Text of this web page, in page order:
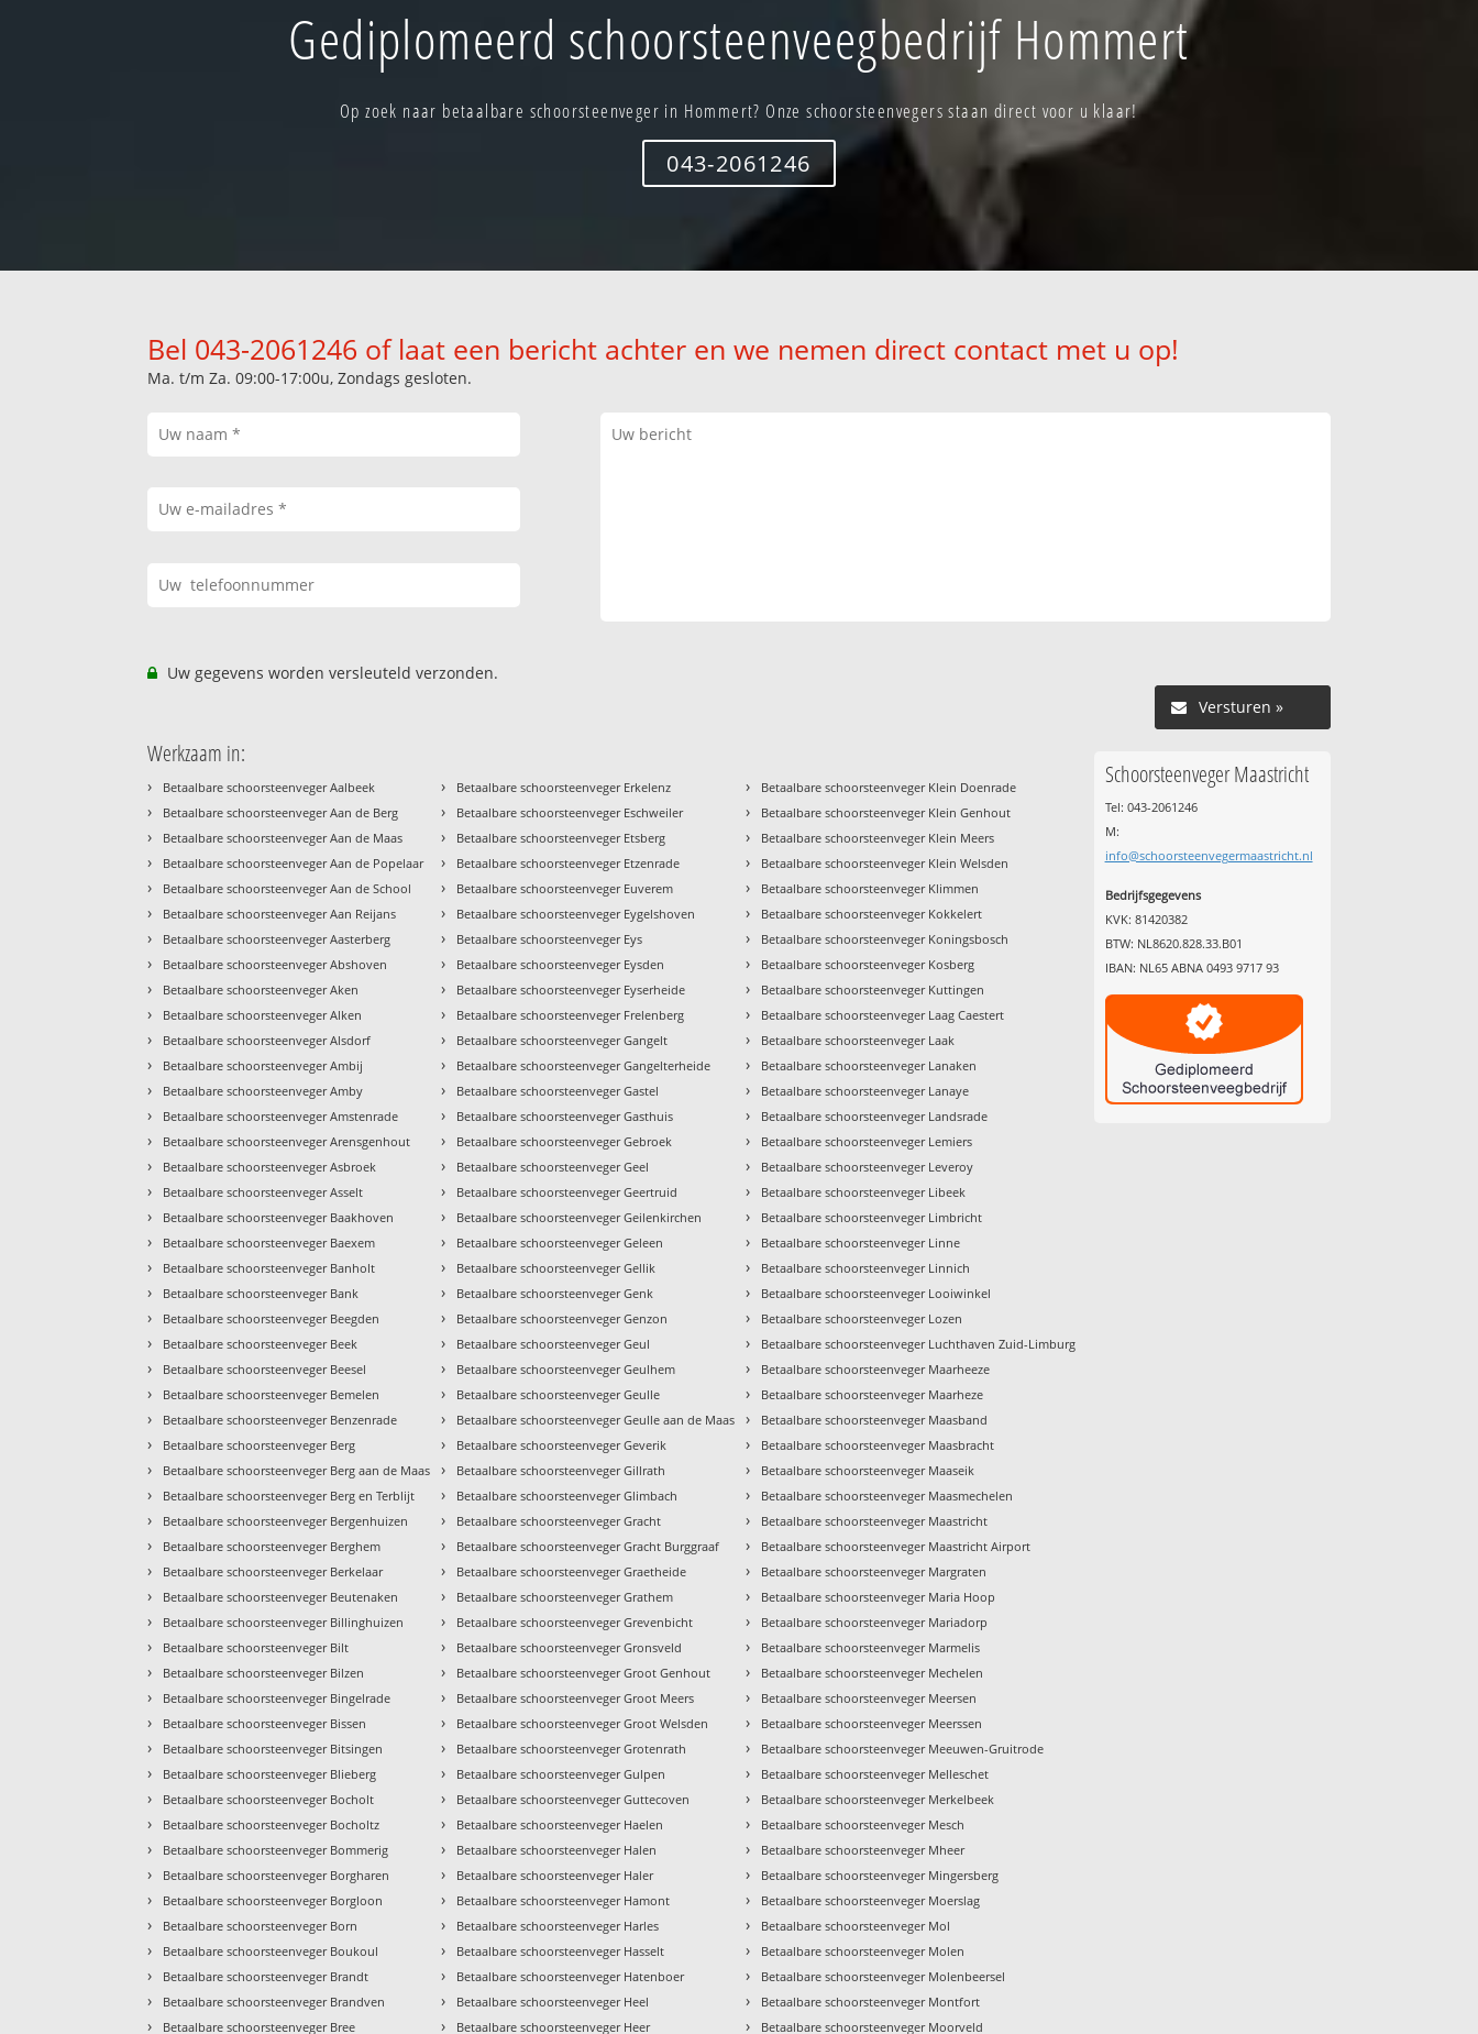
Gediplomeerd schoorsteenveegbedrijf Hommert
Op zoek naar betaalbare schoorsteenveger in Hommert? Onze schoorsteenvegers staan direct voor u klaar!
043-2061246
Bel 043-2061246 of laat een bericht achter en we nemen direct contact met u op!
Ma. t/m Za. 09:00-17:00u, Zondags gesloten.
Uw gegevens worden versleuteld verzonden.
Versturen »
Werkzaam in:
› Betaalbare schoorsteenveger Aalbeek
› Betaalbare schoorsteenveger Aan de Berg
› Betaalbare schoorsteenveger Aan de Maas
› Betaalbare schoorsteenveger Aan de Popelaar
› Betaalbare schoorsteenveger Aan de School
› Betaalbare schoorsteenveger Aan Reijans
› Betaalbare schoorsteenveger Aasterberg
› Betaalbare schoorsteenveger Abshoven
› Betaalbare schoorsteenveger Aken
› Betaalbare schoorsteenveger Alken
› Betaalbare schoorsteenveger Alsdorf
› Betaalbare schoorsteenveger Ambij
› Betaalbare schoorsteenveger Amby
› Betaalbare schoorsteenveger Amstenrade
› Betaalbare schoorsteenveger Arensgenhout
› Betaalbare schoorsteenveger Asbroek
› Betaalbare schoorsteenveger Asselt
› Betaalbare schoorsteenveger Baakhoven
› Betaalbare schoorsteenveger Baexem
› Betaalbare schoorsteenveger Banholt
› Betaalbare schoorsteenveger Bank
› Betaalbare schoorsteenveger Beegden
› Betaalbare schoorsteenveger Beek
› Betaalbare schoorsteenveger Beesel
› Betaalbare schoorsteenveger Bemelen
› Betaalbare schoorsteenveger Benzenrade
› Betaalbare schoorsteenveger Berg
› Betaalbare schoorsteenveger Berg aan de Maas
› Betaalbare schoorsteenveger Berg en Terblijt
› Betaalbare schoorsteenveger Bergenhuizen
› Betaalbare schoorsteenveger Berghem
› Betaalbare schoorsteenveger Berkelaar
› Betaalbare schoorsteenveger Beutenaken
› Betaalbare schoorsteenveger Billinghuizen
› Betaalbare schoorsteenveger Bilt
› Betaalbare schoorsteenveger Bilzen
› Betaalbare schoorsteenveger Bingelrade
› Betaalbare schoorsteenveger Bissen
› Betaalbare schoorsteenveger Bitsingen
› Betaalbare schoorsteenveger Blieberg
› Betaalbare schoorsteenveger Bocholt
› Betaalbare schoorsteenveger Bocholtz
› Betaalbare schoorsteenveger Bommerig
› Betaalbare schoorsteenveger Borgharen
› Betaalbare schoorsteenveger Borgloon
› Betaalbare schoorsteenveger Born
› Betaalbare schoorsteenveger Boukoul
› Betaalbare schoorsteenveger Brandt
› Betaalbare schoorsteenveger Brandven
› Betaalbare schoorsteenveger Bree
› Betaalbare schoorsteenveger Erkelenz
› Betaalbare schoorsteenveger Eschweiler
› Betaalbare schoorsteenveger Etsberg
› Betaalbare schoorsteenveger Etzenrade
› Betaalbare schoorsteenveger Euverem
› Betaalbare schoorsteenveger Eygelshoven
› Betaalbare schoorsteenveger Eys
› Betaalbare schoorsteenveger Eysden
› Betaalbare schoorsteenveger Eyserheide
› Betaalbare schoorsteenveger Frelenberg
› Betaalbare schoorsteenveger Gangelt
› Betaalbare schoorsteenveger Gangelterheide
› Betaalbare schoorsteenveger Gastel
› Betaalbare schoorsteenveger Gasthuis
› Betaalbare schoorsteenveger Gebroek
› Betaalbare schoorsteenveger Geel
› Betaalbare schoorsteenveger Geertruid
› Betaalbare schoorsteenveger Geilenkirchen
› Betaalbare schoorsteenveger Geleen
› Betaalbare schoorsteenveger Gellik
› Betaalbare schoorsteenveger Genk
› Betaalbare schoorsteenveger Genzon
› Betaalbare schoorsteenveger Geul
› Betaalbare schoorsteenveger Geulhem
› Betaalbare schoorsteenveger Geulle
› Betaalbare schoorsteenveger Geulle aan de Maas
› Betaalbare schoorsteenveger Geverik
› Betaalbare schoorsteenveger Gillrath
› Betaalbare schoorsteenveger Glimbach
› Betaalbare schoorsteenveger Gracht
› Betaalbare schoorsteenveger Gracht Burggraaf
› Betaalbare schoorsteenveger Graetheide
› Betaalbare schoorsteenveger Grathem
› Betaalbare schoorsteenveger Grevenbicht
› Betaalbare schoorsteenveger Gronsveld
› Betaalbare schoorsteenveger Groot Genhout
› Betaalbare schoorsteenveger Groot Meers
› Betaalbare schoorsteenveger Groot Welsden
› Betaalbare schoorsteenveger Grotenrath
› Betaalbare schoorsteenveger Gulpen
› Betaalbare schoorsteenveger Guttecoven
› Betaalbare schoorsteenveger Haelen
› Betaalbare schoorsteenveger Halen
› Betaalbare schoorsteenveger Haler
› Betaalbare schoorsteenveger Hamont
› Betaalbare schoorsteenveger Harles
› Betaalbare schoorsteenveger Hasselt
› Betaalbare schoorsteenveger Hatenboer
› Betaalbare schoorsteenveger Heel
› Betaalbare schoorsteenveger Heer
› Betaalbare schoorsteenveger Klein Doenrade
› Betaalbare schoorsteenveger Klein Genhout
› Betaalbare schoorsteenveger Klein Meers
› Betaalbare schoorsteenveger Klein Welsden
› Betaalbare schoorsteenveger Klimmen
› Betaalbare schoorsteenveger Kokkelert
› Betaalbare schoorsteenveger Koningsbosch
› Betaalbare schoorsteenveger Kosberg
› Betaalbare schoorsteenveger Kuttingen
› Betaalbare schoorsteenveger Laag Caestert
› Betaalbare schoorsteenveger Laak
› Betaalbare schoorsteenveger Lanaken
› Betaalbare schoorsteenveger Lanaye
› Betaalbare schoorsteenveger Landsrade
› Betaalbare schoorsteenveger Lemiers
› Betaalbare schoorsteenveger Leveroy
› Betaalbare schoorsteenveger Libeek
› Betaalbare schoorsteenveger Limbricht
› Betaalbare schoorsteenveger Linne
› Betaalbare schoorsteenveger Linnich
› Betaalbare schoorsteenveger Looiwinkel
› Betaalbare schoorsteenveger Lozen
› Betaalbare schoorsteenveger Luchthaven Zuid-Limburg
› Betaalbare schoorsteenveger Maarheeze
› Betaalbare schoorsteenveger Maarheze
› Betaalbare schoorsteenveger Maasband
› Betaalbare schoorsteenveger Maasbracht
› Betaalbare schoorsteenveger Maaseik
› Betaalbare schoorsteenveger Maasmechelen
› Betaalbare schoorsteenveger Maastricht
› Betaalbare schoorsteenveger Maastricht Airport
› Betaalbare schoorsteenveger Margraten
› Betaalbare schoorsteenveger Maria Hoop
› Betaalbare schoorsteenveger Mariadorp
› Betaalbare schoorsteenveger Marmelis
› Betaalbare schoorsteenveger Mechelen
› Betaalbare schoorsteenveger Meersen
› Betaalbare schoorsteenveger Meerssen
› Betaalbare schoorsteenveger Meeuwen-Gruitrode
› Betaalbare schoorsteenveger Melleschet
› Betaalbare schoorsteenveger Merkelbeek
› Betaalbare schoorsteenveger Mesch
› Betaalbare schoorsteenveger Mheer
› Betaalbare schoorsteenveger Mingersberg
› Betaalbare schoorsteenveger Moerslag
› Betaalbare schoorsteenveger Mol
› Betaalbare schoorsteenveger Molen
› Betaalbare schoorsteenveger Molenbeersel
› Betaalbare schoorsteenveger Montfort
› Betaalbare schoorsteenveger Moorveld
Schoorsteenveger Maastricht
Tel: 043-2061246
M:
info@schoorsteenvegermaastricht.nl
Bedrijfsgegevens
KVK: 81420382
BTW: NL8620.828.33.B01
IBAN: NL65 ABNA 0493 9717 93